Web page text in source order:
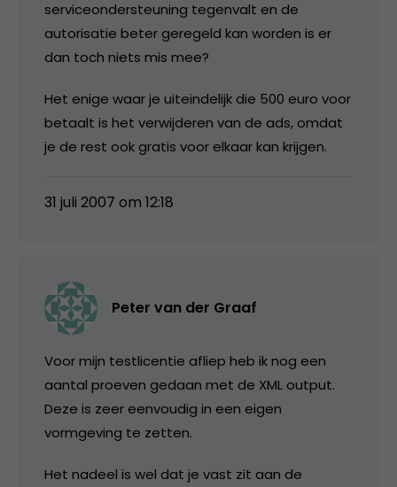
serviceondersteuning tegenvalt en de
autorisatie beter geregeld kan worden is er
dan toch niets mis mee?
Het enige waar je uiteindelijk die 500 euro voor
betaalt is het verwijderen van de ads, omdat
je de rest ook gratis voor elkaar kan krijgen.
31 juli 2007 om 12:18
Peter van der Graaf
Voor mijn testlicentie afliep heb ik nog een
aantal proeven gedaan met de XML output.
Deze is zeer eenvoudig in een eigen
vormgeving te zetten.
Het nadeel is wel dat je vast zit aan de